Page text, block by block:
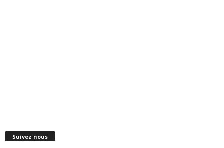
Suivez nous